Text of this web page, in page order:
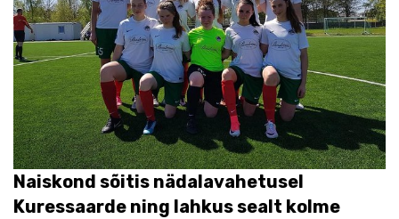
Naiskond sõitis nädalavahetusel
Kuressaarde ning lahkus sealt kolme